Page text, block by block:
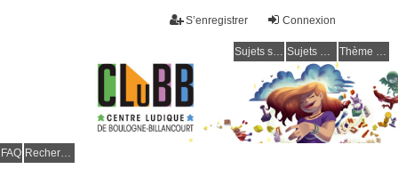
Connexion
S’enregistrer
Sujets sans réponse Sujets actifs Thème clair / foncé
FAQ Rechercher